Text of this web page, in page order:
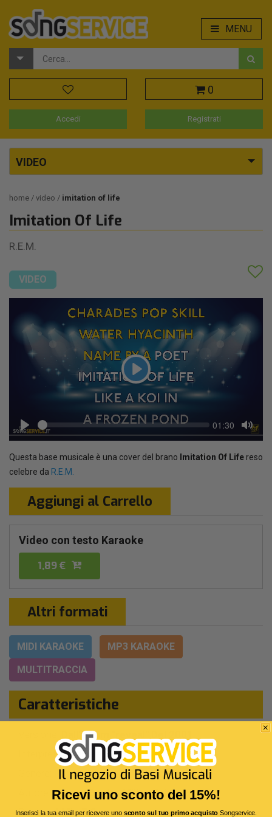
MENU
0
Accedi Registrati
VIDEO
home video imitation of life
Imitation Of Life
R.E.M.
VIDEO
Play
Play
Seek Current
time
01:30
Mute
Questa base musicale è una cover del brano Imitation Of Life reso
celebre da R.E.M.
Aggiungi al Carrello
Video con testo Karaoke
1,89 €
Altri formati
MIDI KARAOKE
MP3 KARAOKE
MULTITRACCIA
Caratteristiche
Dall'album "reveal" Del 2001
Interprete Originale:
R.E.M.
Pop
Berry - Buck - Mills - Stipe
Durata:4 Min 7 Sec
Ricevi uno sconto del 15%!
Inserisci la tua email per ricevere uno sconto sul tuo primo acquistoSongservice.